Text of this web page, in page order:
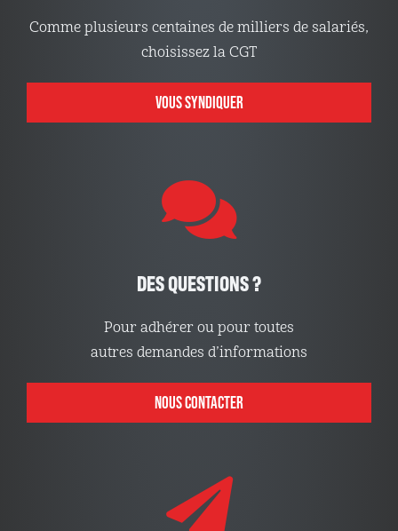
Comme plusieurs centaines de milliers de salariés,
choisissez la CGT
VOUS SYNDIQUER
DES QUESTIONS ?
Pour adhérer ou pour toutes
autres demandes d’informations
NOUS CONTACTER